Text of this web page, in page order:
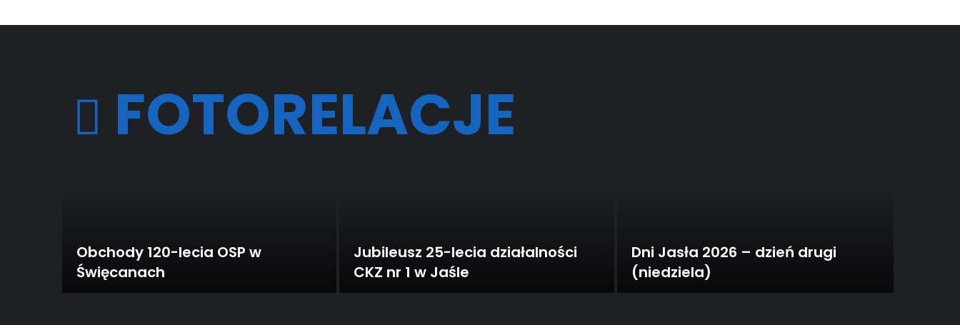
FOTORELACJE
Obchody 120-lecia OSP w
Święcanach
Jubileusz 25-lecia działalności
CKZ nr 1 w Jaśle
Dni Jasła 2026 – dzień drugi
(niedziela)